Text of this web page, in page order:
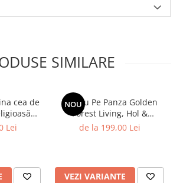
SIMILARE
cea de
Lei
NOU
Tablou Pe Panza Golden
Forest Living, Hol &
Dormitor
de la 199,00 Lei
VEZI VARIANTE